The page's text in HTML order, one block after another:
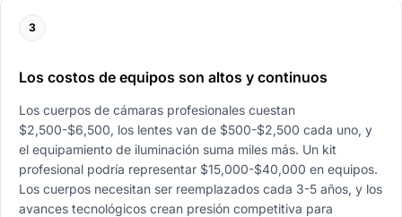
3
Los costos de equipos son altos y continuos
Los cuerpos de cámaras profesionales cuestan
$2,500-$6,500, los lentes van de $500-$2,500 cada uno, y
el equipamiento de iluminación suma miles más. Un kit
profesional podría representar $15,000-$40,000 en equipos.
Los cuerpos necesitan ser reemplazados cada 3-5 años, y los
avances tecnológicos crean presión competitiva para